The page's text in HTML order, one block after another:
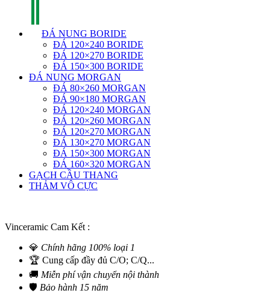
ĐÁ NUNG BORIDE
ĐÁ 120×240 BORIDE
ĐÁ 120×270 BORIDE
ĐÁ 150×300 BORIDE
ĐÁ NUNG MORGAN
ĐÁ 80×260 MORGAN
ĐÁ 90×180 MORGAN
ĐÁ 120×240 MORGAN
ĐÁ 120×260 MORGAN
ĐÁ 120×270 MORGAN
ĐÁ 130×270 MORGAN
ĐÁ 150×300 MORGAN
ĐÁ 160×320 MORGAN
GẠCH CẦU THANG
THẢM VÔ CỰC
Vinceramic Cam Kết :
💎 Chính hãng 100% loại 1
🏆 Cung cấp đầy đủ C/O; C/Q...
🚚 Miễn phí vận chuyển nội thành
🛡️ Bảo hành 15 năm